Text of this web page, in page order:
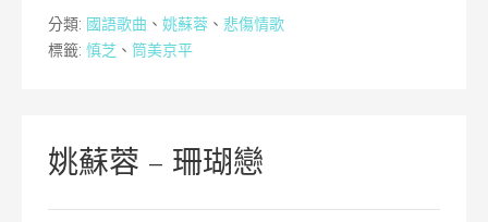
分類: 國語歌曲 、 姚蘇蓉 、 悲傷情歌
標籤: 慎芝 、 筒美京平
姚蘇蓉 – 珊瑚戀